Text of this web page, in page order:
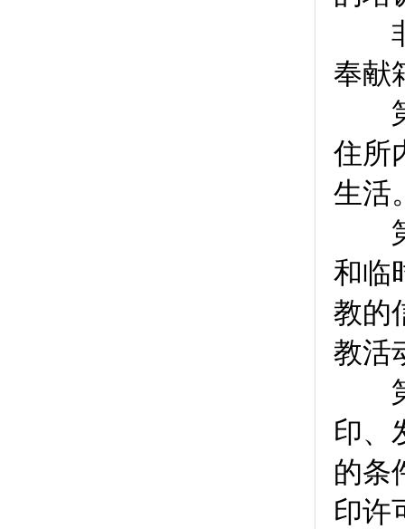
非
奉献
第
住所
生活
第
和临
教的
教活
第
印、
的条
印许